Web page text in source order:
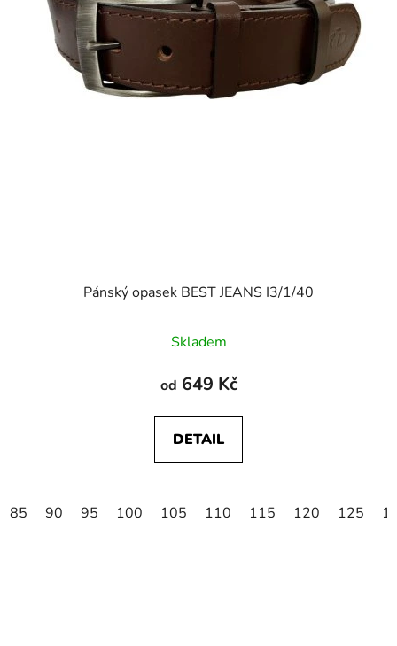
Pánský opasek BEST JEANS I3/1/40
Skladem
od 649 Kč
DETAIL
85 90 95 100 105 110 115 120 125